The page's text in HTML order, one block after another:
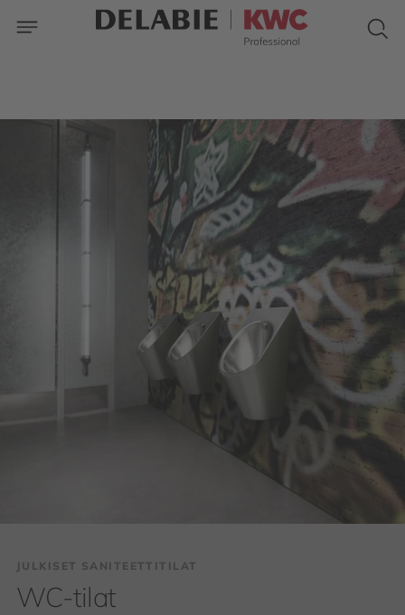
JULKISET SANITEETTITILAT
WC-tilat